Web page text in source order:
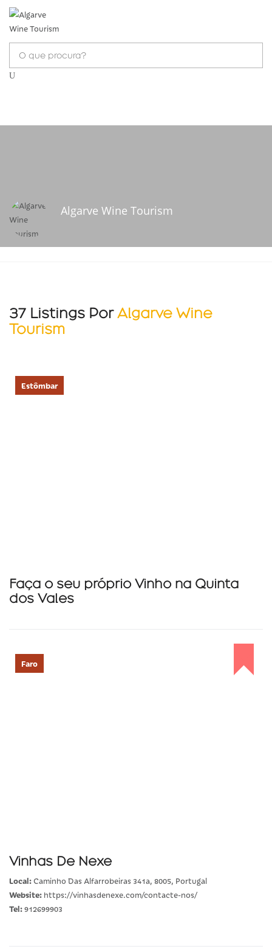
Algarve Wine Tourism
37 Listings PorAlgarve Wine
Tourism
Estômbar
Faça o seu próprio Vinho na Quinta
dos Vales
Faro
Vinhas De Nexe
Local:Caminho Das Alfarrobeiras 341a, 8005, Portugal
Website: https://vinhasdenexe.com/contacte-nos/
Tel:912699903